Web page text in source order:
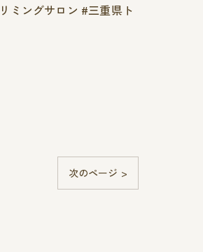
ミングサロン #三重県ト
次のページ >